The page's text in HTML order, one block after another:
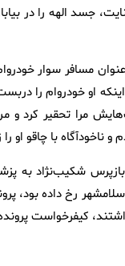
جسد الهه را در
او خودروام را
مرا تحقیر کرد و
با چاقو او
بازپرس شکیب‌نژاد به
رخ داده بود،
کیفرخواست